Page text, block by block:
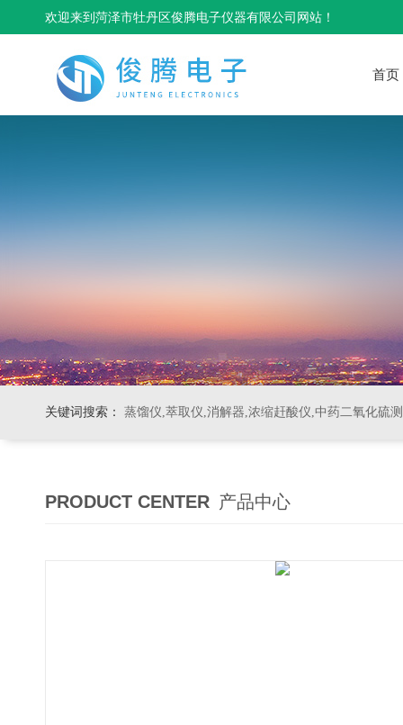
欢迎来到菏泽市牡丹区俊腾电子仪器有限公司网站！
首页
关键词搜索： 蒸馏仪,萃取仪,消解器,浓缩赶酸仪,中药二氧化硫
PRODUCT CENTER 产品中心